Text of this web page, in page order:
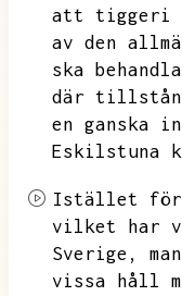
att tiggeri
av den
ska
där
en ganska
Eskilstuna
Istället
vilket har
Sverige,
vissa håll